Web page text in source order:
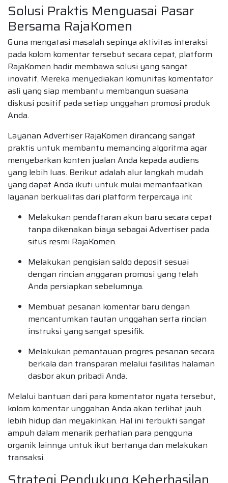
Solusi Praktis Menguasai Pasar
Bersama RajaKomen
Guna mengatasi masalah sepinya aktivitas interaksi
pada kolom komentar tersebut secara cepat, platform
RajaKomen hadir membawa solusi yang sangat
inovatif. Mereka menyediakan komunitas komentator
asli yang siap membantu membangun suasana
diskusi positif pada setiap unggahan promosi produk
Anda.
Layanan Advertiser RajaKomen dirancang sangat
praktis untuk membantu memancing algoritma agar
menyebarkan konten jualan Anda kepada audiens
yang lebih luas. Berikut adalah alur langkah mudah
yang dapat Anda ikuti untuk mulai memanfaatkan
layanan berkualitas dari platform terpercaya ini:
Melakukan pendaftaran akun baru secara cepat
tanpa dikenakan biaya sebagai Advertiser pada
situs resmi RajaKomen.
Melakukan pengisian saldo deposit sesuai
dengan rincian anggaran promosi yang telah
Anda persiapkan sebelumnya.
Membuat pesanan komentar baru dengan
mencantumkan tautan unggahan serta rincian
instruksi yang sangat spesifik.
Melakukan pemantauan progres pesanan secara
berkala dan transparan melalui fasilitas halaman
dasbor akun pribadi Anda.
Melalui bantuan dari para komentator nyata tersebut,
kolom komentar unggahan Anda akan terlihat jauh
lebih hidup dan meyakinkan. Hal ini terbukti sangat
ampuh dalam menarik perhatian para pengguna
organik lainnya untuk ikut bertanya dan melakukan
transaksi.